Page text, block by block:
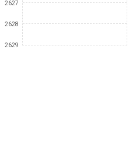
2627
2628
2629